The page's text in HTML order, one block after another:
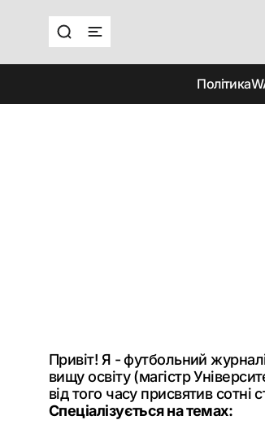
Політика
Привіт! Я - футбольний
вищу освіту (магістр
від того часу присвятив
Спеціалізується на темах: